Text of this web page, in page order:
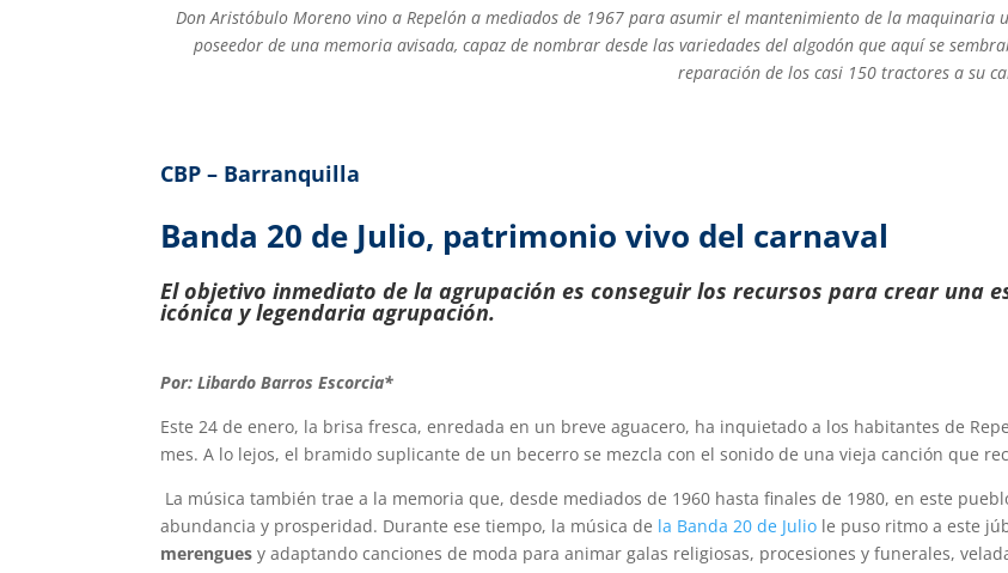
Don Aristóbulo Moreno vino a Repelón a mediados de 1967 para asumir el mantenimiento de la
poseedor de una memoria avisada, capaz de nombrar desde las variedades del algodón que aquí se
reparación de los casi 150 tractores a su
CBP – Barranquilla
Banda 20 de Julio, patrimonio vivo del carnaval
El objetivo inmediato de la agrupación es conseguir los recursos para crear una
icónica y legendaria agrupación.
Por: Libardo Barros Escorcia*
Este 24 de enero, la brisa fresca, enredada en un breve aguacero, ha inquietado a los habitantes de
mes. A lo lejos, el bramido suplicante de un becerro se mezcla con el sonido de una vieja canción que
La música también trae a la memoria que, desde mediados de 1960 hasta finales de 1980, en este
abundancia y prosperidad. Durante ese tiempo, la música de la Banda 20 de Julio le puso ritmo a este
merengues y adaptando canciones de moda para animar galas religiosas, procesiones y funerales,